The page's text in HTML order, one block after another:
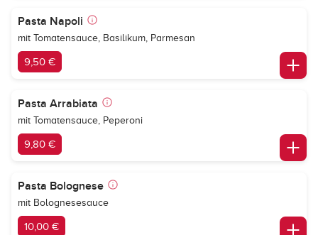
Pasta Napoli
mit Tomatensauce, Basilikum, Parmesan
9,50 €
Pasta Arrabiata
mit Tomatensauce, Peperoni
9,80 €
Pasta Bolognese
mit Bolognesesauce
10,00 €